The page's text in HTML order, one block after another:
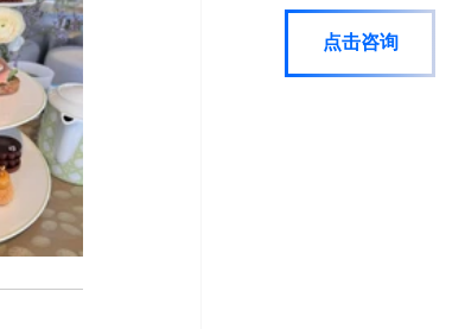
点击咨询